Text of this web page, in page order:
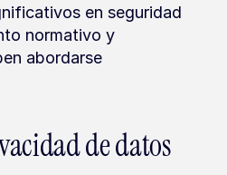
en seguridad
normativo y
abordarse
de datos